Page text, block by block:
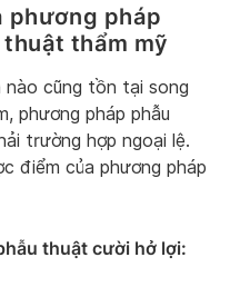
phương pháp
thẩm mỹ
nào cũng tồn tại song
phương pháp phẫu
trường hợp ngoại lệ.
điểm của phương pháp
thuật cười hở lợi: